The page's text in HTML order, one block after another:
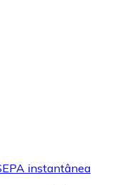
instantânea